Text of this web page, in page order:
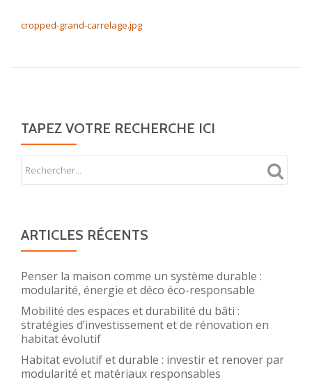
cropped-grand-carrelage.jpg
TAPEZ VOTRE RECHERCHE ICI
ARTICLES RÉCENTS
Penser la maison comme un système durable :
modularité, énergie et déco éco-responsable
Mobilité des espaces et durabilité du bâti :
stratégies d’investissement et de rénovation en
habitat évolutif
Habitat evolutif et durable : investir et renover par
modularité et matériaux responsables